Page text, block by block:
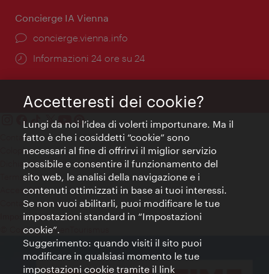
Concierge IA Vienna
Ort:
concierge.vienna.info
Öffnungszeiten:
Informazioni 24 ore su 24
Contatti
Colophon
Dichiarazione sulla protezione dei dati
Terms of Use
Accessibilità
Contatto stampa
Impostazioni cookie
© Copyright WienTourismus
Accetteresti dei cookie?
Lungi da noi l’idea di volerti importunare. Ma il
fatto è che i cosiddetti “cookie” sono
necessari al fine di offrirvi il miglior servizio
possibile e consentire il funzionamento del
sito web, le analisi della navigazione e i
contenuti ottimizzati in base ai tuoi interessi.
Se non vuoi abilitarli, puoi modificare le tue
impostazioni standard in “Impostazioni
cookie”.
Suggerimento: quando visiti il sito puoi
modificare in qualsiasi momento le tue
impostazioni cookie tramite il link